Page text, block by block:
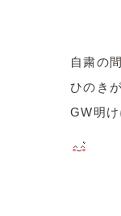
自粛の
ひのき
GW明